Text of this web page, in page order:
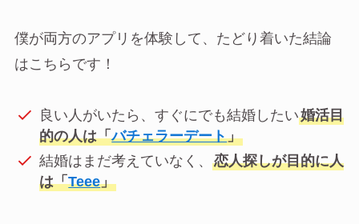
僕が両方のアプリを体験して、たどり着いた結論
はこちらです！
良い人がいたら、すぐにでも結婚したい婚活目
的の人は「バチェラーデート」
結婚はまだ考えていなく、恋人探しが目的に人
は「Teee」